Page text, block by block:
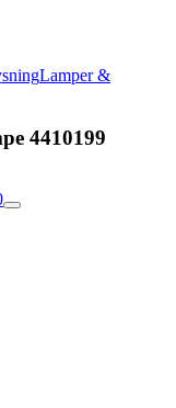
Lamper &
4410199